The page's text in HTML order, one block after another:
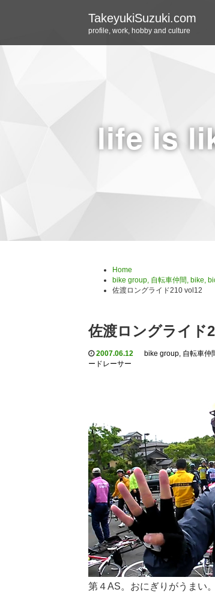
TakeyukiSuzuki.com
profile, work, hobby and culture
life is
Home
bike group, 自転車仲間, bike,
佐渡ロングライド210 vol12
佐渡ロングライド
2007.06.12 bike group, 自転車仲
ードレーサー
第４AS。おにぎりがうまい